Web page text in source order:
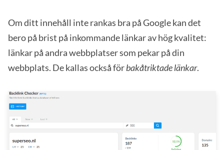
Om ditt innehåll inte rankas bra på Google kan det
bero på brist på inkommande länkar av hög kvalitet:
länkar på andra webbplatser som pekar på din
webbplats. De kallas också förbakåtriktade länkar.